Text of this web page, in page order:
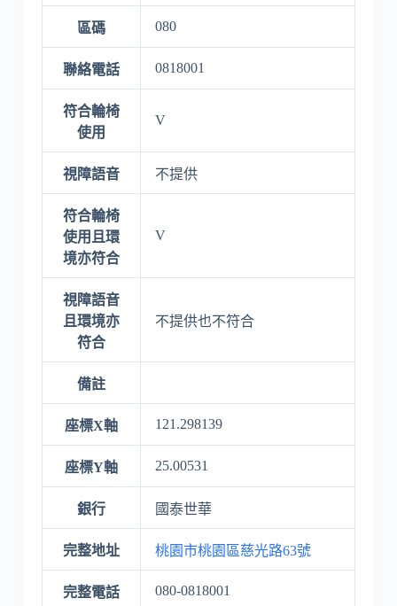
區碼 080
聯絡電話 0818001
符合輪椅
使用
V
視障語音 不提供
符合輪椅
使用且環
境亦符合
V
視障語音
且環境亦
符合
不提供也不符合
備註
座標X軸 121.298139
座標Y軸 25.00531
銀行 國泰世華
完整地址 桃園市桃園區慈光路63號
完整電話 080-0818001